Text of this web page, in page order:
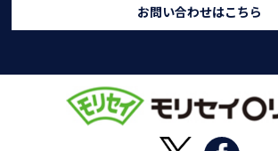
お問い合わせはこちら